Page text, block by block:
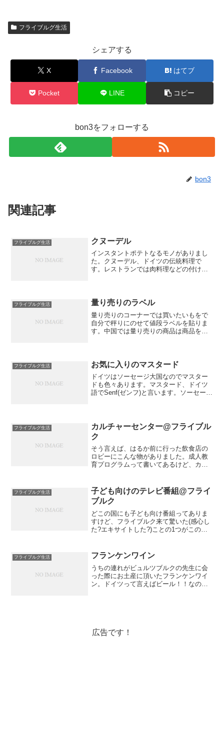
フライブルグ生活
シェアする
X Facebook はてブ
Pocket LINE コピー
bon3をフォローする
bon3
関連記事
フライブルグ生活 クヌーデル
インスタントポテトなるモノがありまし
た。クヌーデル、ドイツの伝統料理で
す。レストランでは肉料理などの付け合
まず作りません。でもスーパ...
フライブルグ生活 量り売りのラベル
量り売りのコーナーでは買いたいもをで
自分で秤りにのせて値段ラベルを貼りま
す。中国では量り売りの商品は商品をは
やつ?)なのでドイツの...
フライブルグ生活 お気に入りのマスタード
ドイツはソーセージ大国なのでマスター
ドも色々あります。マスタード、ドイツ
語でSenf(ゼンフ)と言います。ソーセー
あります。そして、こ...
フライブルグ生活
カルチャーセンター@フライブル
ク
そう言えば、はるか前に行った飲食店の
ロビーにこんな物がありました。成人教
育プログラムって書いてあるけど、カル
見つけて手に取ったはいいものの、その
ときは子ども二人とも...
フライブルグ生活
子ども向けのテレビ番組@フライ
ブルク
どこの国にも子ども向け番組ってありま
すけど、フライブルク来て驚いた(感心し
た?エキサイトした?)ことの1つがこのキ
がいくつもあるんです！もちろん言語は
ドイツ語なん...
フライブルグ生活 フランケンワイン
うちの連れがビュルツブルクの先生に会
った際にお土産に頂いたフランケンワイ
ン。ドイツって言えばビール！！なの
広告です！